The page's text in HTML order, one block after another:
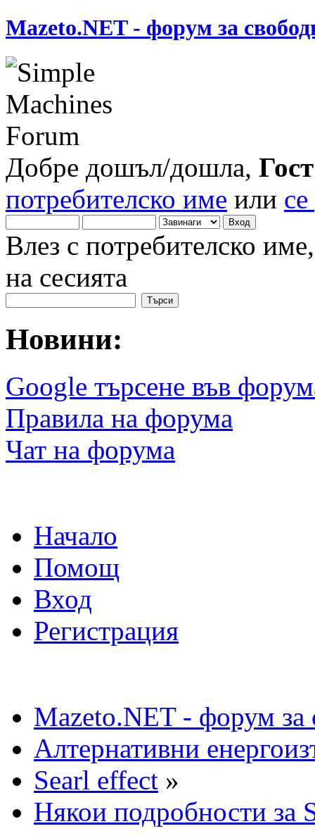
Mazeto.NET - форум за
Добре дошъл/дошла, Гост
потребителско име или
Влез с потребителско
на сесията
Новини:
Google търсене във
Правила на форума
Чат на форума
Начало
Помощ
Вход
Регистрация
Mazeto.NET - форум за
Алтернативни
Searl effect »
Някои подробности